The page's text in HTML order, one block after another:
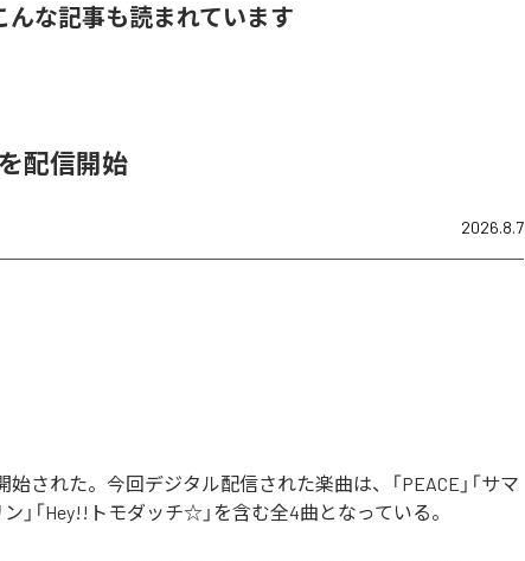
んな記事も読まれています
配信開始
2026.8.7
始された。今回デジタル配信された楽曲は、「PEACE」「サマ
」「Hey!!トモダッチ☆」を含む全4曲となっている。